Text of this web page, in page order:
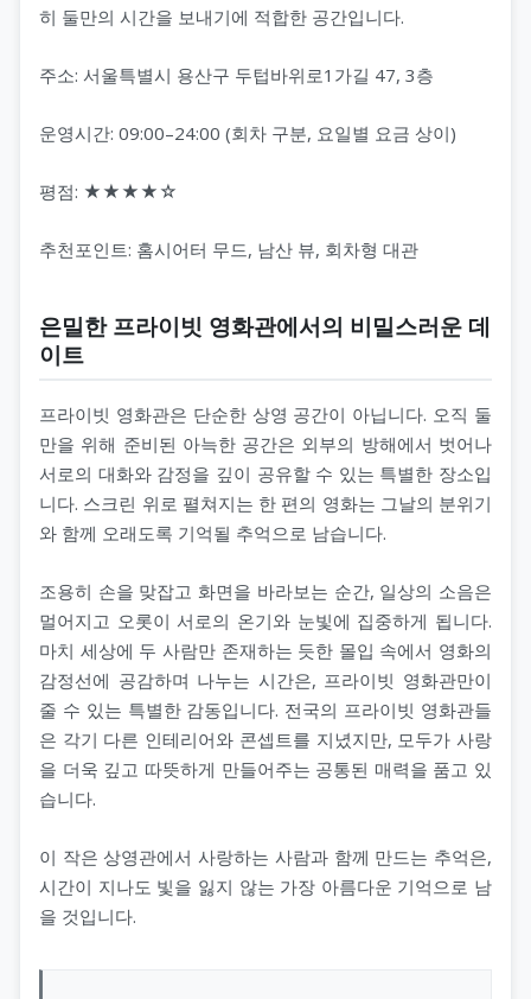
히 둘만의 시간을 보내기에 적합한 공간입니다.
주소: 서울특별시 용산구 두텁바위로1가길 47, 3층
운영시간: 09:00–24:00 (회차 구분, 요일별 요금 상이)
평점: ★★★★☆
추천포인트: 홈시어터 무드, 남산 뷰, 회차형 대관
은밀한 프라이빗 영화관에서의 비밀스러운 데
이트
프라이빗 영화관은 단순한 상영 공간이 아닙니다. 오직 둘
만을 위해 준비된 아늑한 공간은 외부의 방해에서 벗어나
서로의 대화와 감정을 깊이 공유할 수 있는 특별한 장소입
니다. 스크린 위로 펼쳐지는 한 편의 영화는 그날의 분위기
와 함께 오래도록 기억될 추억으로 남습니다.
조용히 손을 맞잡고 화면을 바라보는 순간, 일상의 소음은
멀어지고 오롯이 서로의 온기와 눈빛에 집중하게 됩니다.
마치 세상에 두 사람만 존재하는 듯한 몰입 속에서 영화의
감정선에 공감하며 나누는 시간은, 프라이빗 영화관만이
줄 수 있는 특별한 감동입니다. 전국의 프라이빗 영화관들
은 각기 다른 인테리어와 콘셉트를 지녔지만, 모두가 사랑
을 더욱 깊고 따뜻하게 만들어주는 공통된 매력을 품고 있
습니다.
이 작은 상영관에서 사랑하는 사람과 함께 만드는 추억은,
시간이 지나도 빛을 잃지 않는 가장 아름다운 기억으로 남
을 것입니다.